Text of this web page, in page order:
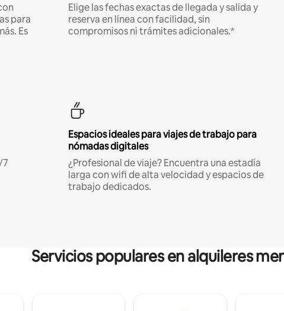
para
Es
Elige las fechas exactas de llegada y salida y
reserva en línea con facilidad, sin
compromisos ni trámites adicionales.*
7
Espacios ideales para viajes de trabajo para
nómadas digitales
¿Profesional de viaje? Encuentra una estadía
larga con wifi de alta velocidad y espacios de
trabajo dedicados.
Servicios populares en alquileres